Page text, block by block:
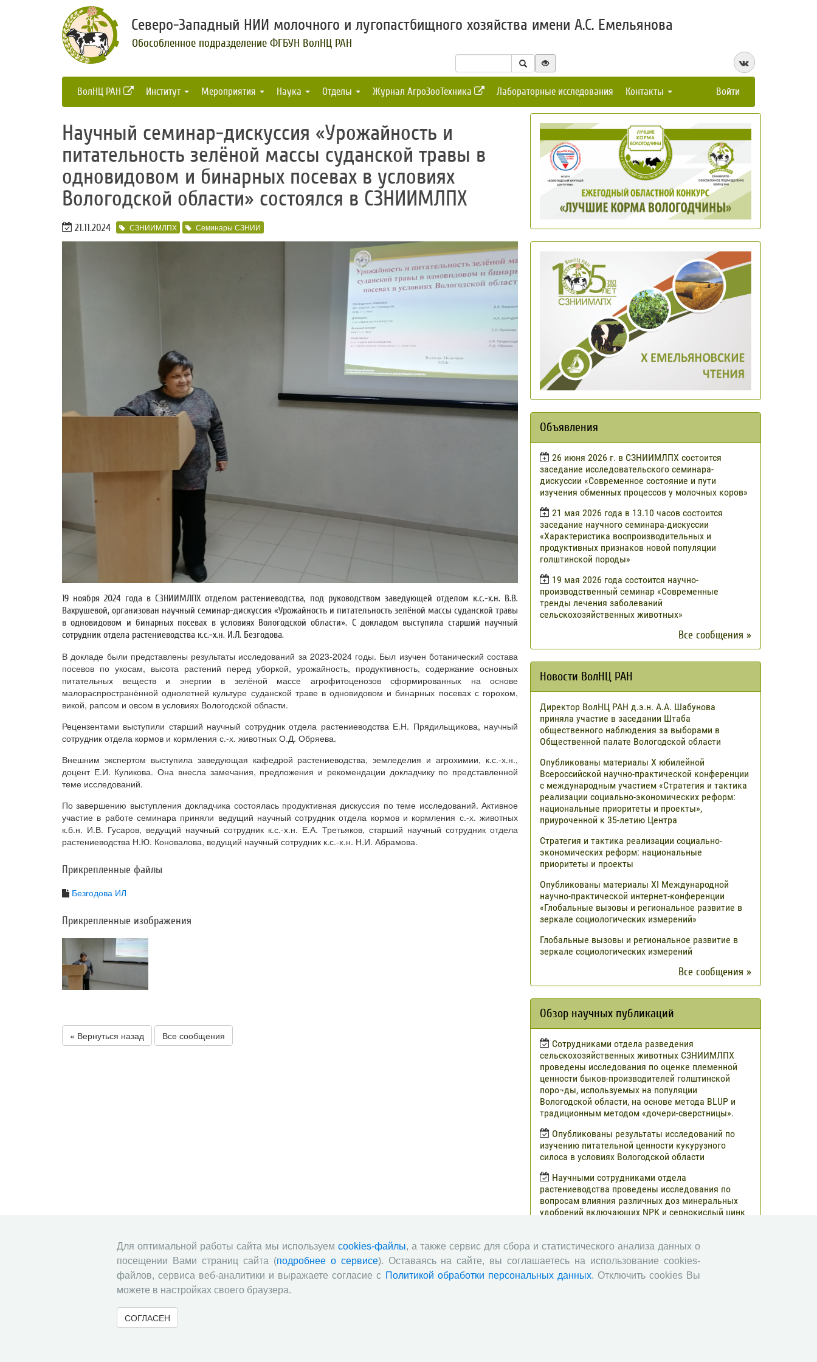
Северо-Западный НИИ молочного и лугопастбищного хозяйства имени А.С. Емельянова
Обособленное подразделение ФГБУН ВолНЦ РАН
ВолНЦ РАН Институт Мероприятия Наука Отделы Журнал АгроЗооТехника Лабораторные исследования Контакты Войти
Научный семинар-дискуссия «Урожайность и
питательность зелёной массы суданской травы в
одновидовом и бинарных посевах в условиях
Вологодской области» состоялся в СЗНИИМЛПХ
21.11.2024 СЗНИИМЛПХ Семинары СЗНИИ
19 ноября 2024 года в СЗНИИМЛПХ отделом растениеводства, под руководством заведующей отделом к.с.-х.н. В.В.
Вахрушевой, организован научный семинар-дискуссия «Урожайность и питательность зелёной массы суданской травы
в одновидовом и бинарных посевах в условиях Вологодской области». С докладом выступила старший научный
сотрудник отдела растениеводства к.с.-х.н. И.Л. Безгодова.
В докладе были представлены результаты исследований за 2023-2024 годы. Был изучен ботанический состава
посевов по укосам, высота растений перед уборкой, урожайность, продуктивность, содержание основных
питательных веществ и энергии в зелёной массе агрофитоценозов сформированных на основе
малораспространённой однолетней культуре суданской траве в одновидовом и бинарных посевах с горохом,
викой, рапсом и овсом в условиях Вологодской области.
Рецензентами выступили старший научный сотрудник отдела растениеводства Е.Н. Прядильщикова, научный
сотрудник отдела кормов и кормления с.-х. животных О.Д. Обряева.
Внешним экспертом выступила заведующая кафедрой растениеводства, земледелия и агрохимии, к.с.-х.н.,
доцент Е.И. Куликова. Она внесла замечания, предложения и рекомендации докладчику по представленной
теме исследований.
По завершению выступления докладчика состоялась продуктивная дискуссия по теме исследований. Активное
участие в работе семинара приняли ведущий научный сотрудник отдела кормов и кормления с.-х. животных
к.б.н. И.В. Гусаров, ведущий научный сотрудник к.с.-х.н. Е.А. Третьяков, старший научный сотрудник отдела
растениеводства Н.Ю. Коновалова, ведущий научный сотрудник к.с.-х.н. Н.И. Абрамова.
Прикрепленные файлы
Безгодова ИЛ
Прикрепленные изображения
« Вернуться назад Все сообщения
Объявления
​26 июня 2026 г. в СЗНИИМЛПХ состоится
заседание исследовательского семинара-
дискуссии «Современное состояние и пути
изучения обменных процессов у молочных коров»
21 мая 2026 года в 13.10 часов состоится
заседание научного семинара-дискуссии
«Характеристика воспроизводительных и
продуктивных признаков новой популяции
голштинской породы»
19 мая 2026 года состоится научно-
производственный семинар «Современные
тренды лечения заболеваний
сельскохозяйственных животных»
Все сообщения »
Новости ВолНЦ РАН
Директор ВолНЦ РАН д.э.н. А.А. Шабунова
приняла участие в заседании Штаба
общественного наблюдения за выборами в
Общественной палате Вологодской области
Опубликованы материалы X юбилейной
Всероссийской научно-практической конференции
с международным участием «Стратегия и тактика
реализации социально-экономических реформ:
национальные приоритеты и проекты»,
приуроченной к 35-летию Центра
Стратегия и тактика реализации социально-
экономических реформ: национальные
приоритеты и проекты
Опубликованы материалы XI Международной
научно-практической интернет-конференции
«Глобальные вызовы и региональное развитие в
зеркале социологических измерений»
Глобальные вызовы и региональное развитие в
зеркале социологических измерений
Все сообщения »
Обзор научных публикаций
Сотрудниками отдела разведения
сельскохозяйственных животных СЗНИИМЛПХ
проведены исследования по оценке племенной
ценности быков-производителей голштинской
поро¬ды, используемых на популяции
Вологодской области, на основе метода BLUP и
традиционным методом «дочери-сверстницы».
Опубликованы результаты исследований по
изучению питательной ценности кукурузного
силоса в условиях Вологодской области
Научными сотрудниками отдела
растениеводства проведены исследования по
вопросам влияния различных доз минеральных
удобрений включающих NРК и сернокислый цинк
В журнале «Молочнохозяйственный вестник»
опубликованы результаты сравнительной оценки
зерносенажа в Вологодской области
Для оптимальной работы сайта мы используем cookies-файлы, а также сервис для сбора и статистического анализа данных о
посещении Вами страниц сайта (подробнее о сервисе). Оставаясь на сайте, вы соглашаетесь на использование cookies-
файлов, сервиса веб-аналитики и выражаете согласие с Политикой обработки персональных данных. Отключить cookies Вы
можете в настройках своего браузера.
СОГЛАСЕН